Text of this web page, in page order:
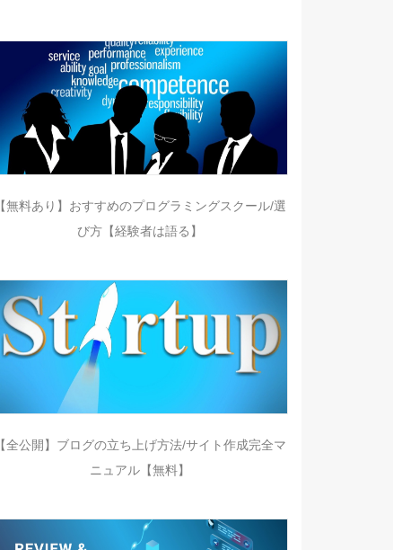
【無料あり】おすすめのプログラミングスクール/選
び方【経験者は語る】
【全公開】ブログの立ち上げ方法/サイト作成完全マ
ニュアル【無料】